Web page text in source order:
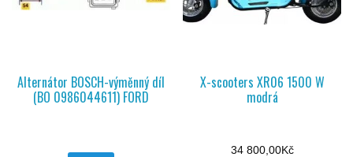
Alternátor BOSCH-výměnný díl
(BO 0986044611) FORD
X-scooters XR06 1500 W
modrá
34 800,00Kč